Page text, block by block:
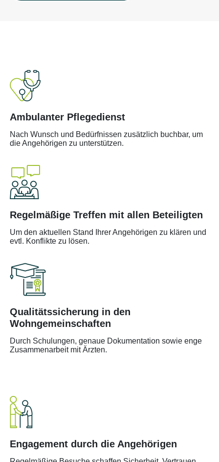
Ambulanter Pflegedienst
Nach Wunsch und Bedürfnissen zusätzlich buchbar, um
die Angehörigen zu unterstützen.
Regelmäßige Treffen mit allen Beteiligten
Um den aktuellen Stand Ihrer Angehörigen zu klären und
evtl. Konflikte zu lösen.
Qualitätssicherung in den
Wohngemeinschaften
Durch Schulungen, genaue Dokumentation sowie enge
Zusammenarbeit mit Ärzten.
Engagement durch die Angehörigen